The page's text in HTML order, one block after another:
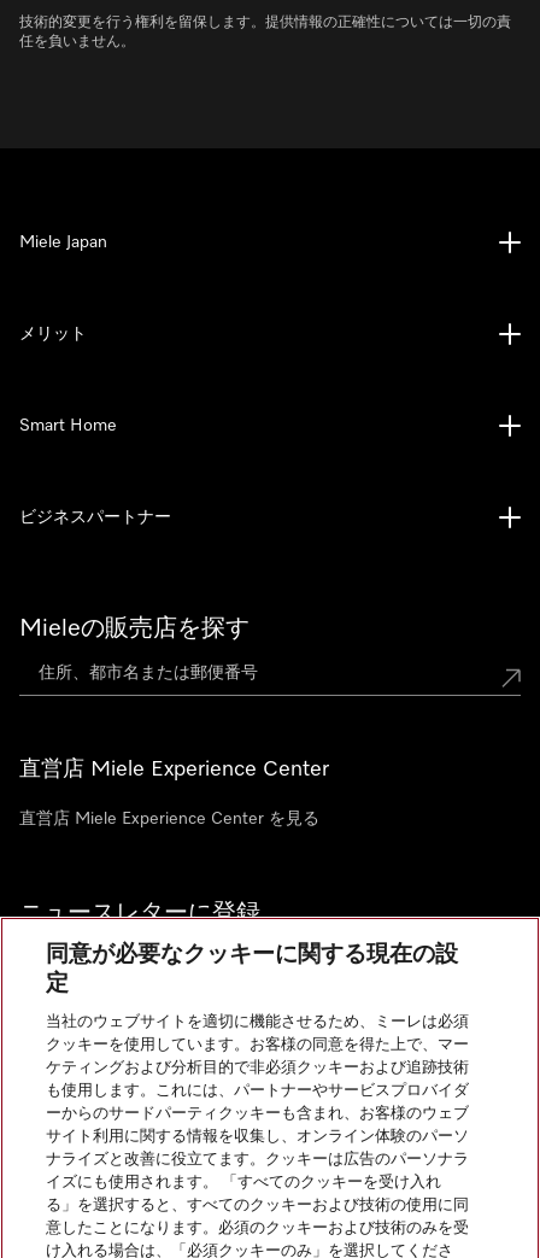
技術的変更を行う権利を留保します。提供情報の正確性については一切の責
任を負いません。
Mieleの販売店を探す
直営店 Miele Experience Center
直営店 Miele Experience Center を見る
ニュースレターに登録
お問い合わせ
Miele Japan
メリット
Smart Home
ビジネスパートナー
InstagramのMiele
YoutubeのMiele
同意が必要なクッキーに関する現在の設
定
当社のウェブサイトを適切に機能させるため、ミーレは必須
クッキーを使用しています。お客様の同意を得た上で、マー
ケティングおよび分析目的で非必須クッキーおよび追跡技術
も使用します。これには、パートナーやサービスプロバイダ
ーからのサードパーティクッキーも含まれ、お客様のウェブ
サイト利用に関する情報を収集し、オンライン体験のパーソ
ナライズと改善に役立てます。クッキーは広告のパーソナラ
イズにも使用されます。 「すべてのクッキーを受け入れ
る」を選択すると、すべてのクッキーおよび技術の使用に同
意したことになります。必須のクッキーおよび技術のみを受
け入れる場合は、「必須クッキーのみ」を選択してくださ